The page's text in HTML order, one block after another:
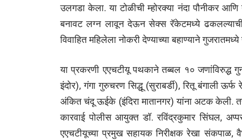
उलगडा केला. या टोळीची म्होरक्या नंदा पौनीकर
बनावट लग्न लावून देऊन सेक्स रॅकेटमध्ये ढकलल्याची
विवाहित महिलेला नोकरी देण्याच्या बहाण्याने
या प्रकरणी एएचटीयू पथकाने तब्बल १० जणांविरुद्ध
इंदोर), गंगा गुरुचरण सिद्धू (सुराबर्डी), रितू बंगाली
अंकित चंदू ऊईके (इंदिरा मातानगर) यांना अटक केली.
कारवाई पोलीस आयुक्त डॉ. रविंद्रकुमार सिंघल,
एएचटीयूच्या प्रमुख सहायक निरीक्षक रेखा संकपाळ,